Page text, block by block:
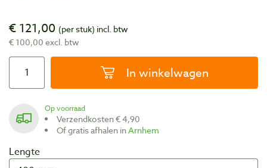
€ 121,00 (per stuk) incl. btw
€ 100,00 excl. btw
In winkelwagen
Op voorraad
Verzendkosten € 4,90
Of gratis afhalen inArnhem
Lengte